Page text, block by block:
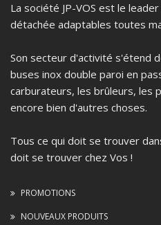
La société JP-VOS est le
détachée adaptables toutes
Son secteur d'activité s'étend
buses inox double paroi en
carburateurs, les brûleurs, les
encore bien d'autres choses.
Tous ce qui doit se trouver
doit se trouver chez Vos !
PROMOTIONS
NOUVEAUX PRODUITS